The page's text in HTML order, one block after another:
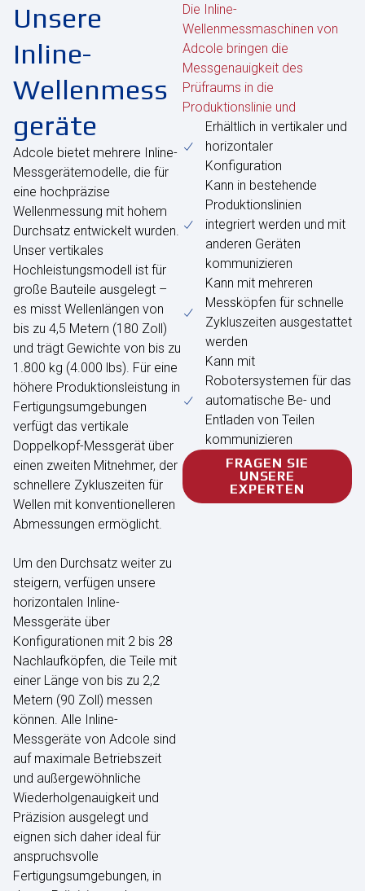
Unsere
Inline-
Wellenmess
geräte
Adcole bietet mehrere Inline-
Messgerätemodelle, die für
eine hochpräzise
Wellenmessung mit hohem
Durchsatz entwickelt wurden.
Unser vertikales
Hochleistungsmodell ist für
große Bauteile ausgelegt –
es misst Wellenlängen von
bis zu 4,5 Metern (180 Zoll)
und trägt Gewichte von bis zu
1.800 kg (4.000 lbs). Für eine
höhere Produktionsleistung in
Fertigungsumgebungen
verfügt das vertikale
Doppelkopf-Messgerät über
einen zweiten Mitnehmer, der
schnellere Zykluszeiten für
Wellen mit konventionelleren
Abmessungen ermöglicht.
Um den Durchsatz weiter zu
steigern, verfügen unsere
horizontalen Inline-
Messgeräte über
Konfigurationen mit 2 bis 28
Nachlaufköpfen, die Teile mit
einer Länge von bis zu 2,2
Metern (90 Zoll) messen
können. Alle Inline-
Messgeräte von Adcole sind
auf maximale Betriebszeit
und außergewöhnliche
Wiederholgenauigkeit und
Präzision ausgelegt und
eignen sich daher ideal für
anspruchsvolle
Fertigungsumgebungen, in
Die Inline-
Wellenmessmaschinen von
Adcole bringen die
Messgenauigkeit des
Prüfraums in die
Produktionslinie und
Erhältlich in vertikaler und
horizontaler
Konfiguration
Kann in bestehende
Produktionslinien
integriert werden und mit
anderen Geräten
kommunizieren
Kann mit mehreren
Messköpfen für schnelle
Zykluszeiten ausgestattet
werden
Kann mit
Robotersystemen für das
automatische Be- und
Entladen von Teilen
kommunizieren
FRAGEN SIE
UNSERE
EXPERTEN